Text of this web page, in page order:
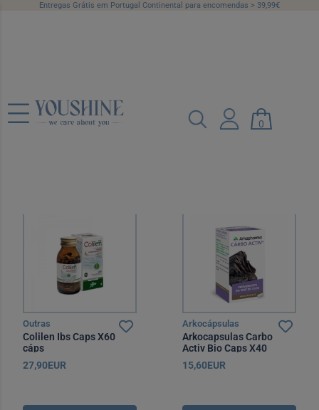
Entregas Grátis em Portugal Continental para encomendas > 39,99€
0
Intestinal
Outras
Colilen Ibs Caps X60
cáps
27,90EUR
Arkocápsulas
Arkocapsulas Carbo
Activ Bio Caps X40
15,60EUR